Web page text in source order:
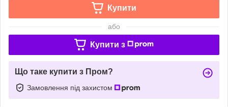
Купити
або
Купити з
Що таке купити з Пром?
Замовлення під захистом